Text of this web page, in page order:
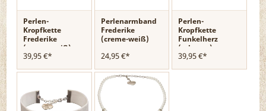
Perlen-
Kropfkette
Frederike
(creme-weiß)
39,95 €*
Perlenarmband
Frederike
(creme-weiß)
24,95 €*
Perlen-
Kropfkette
Funkelherz
(schwarz)
39,95 €*